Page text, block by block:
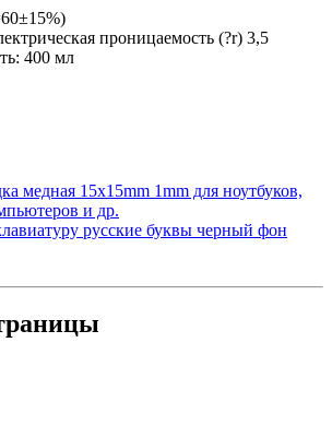
проницаемость (?r) 3,5
400 мл
медная 15x15mm 1mm для ноутбуков,
и др.
русские буквы черный фон